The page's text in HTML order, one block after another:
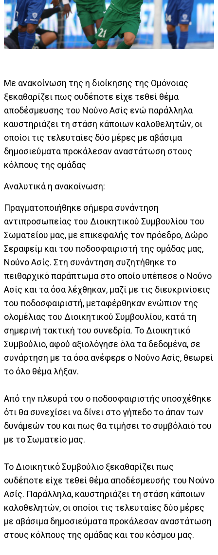
Με ανακοίνωση της η διοίκησης της Ομόνοιας
ξεκαθαρίζει πως ουδέποτε είχε τεθεί θέμα
αποδέσμευσης του Νούνο Ασίς ενώ παράλληλα
καυστηριάζει τη στάση κάποιων καλοθελητών, οι
οποίοι τις τελευταίες δύο μέρες με αβάσιμα
δημοσιεύματα προκάλεσαν αναστάτωση στους
κόλπους της ομάδας
Αναλυτικά η ανακοίνωση:
Πραγματοποιήθηκε σήμερα συνάντηση
αντιπροσωπείας του Διοικητικού Συμβουλίου του
Σωματείου μας, με επικεφαλής τον πρόεδρο, Δώρο
Σεραφείμ και του ποδοσφαιριστή της ομάδας μας,
Νούνο Ασίς. Στη συνάντηση συζητήθηκε το
πειθαρχικό παράπτωμα στο οποίο υπέπεσε ο Νούνο
Ασίς και τα όσα λέχθηκαν, μαζί με τις διευκρινίσεις
του ποδοσφαιριστή, μεταφέρθηκαν ενώπιον της
ολομέλιας του Διοικητικού Συμβουλίου, κατά τη
σημερινή τακτική του συνεδρία. Το Διοικητικό
Συμβούλιο, αφού αξιολόγησε όλα τα δεδομένα, σε
συνάρτηση με τα όσα ανέφερε ο Νούνο Ασίς, θεωρεί
το όλο θέμα λήξαν.
Από την πλευρά του ο ποδοσφαιριστής υποσχέθηκε
ότι θα συνεχίσει να δίνει στο γήπεδο το άπαν των
δυνάμεών του και πως θα τιμήσει το συμβόλαιό του
με το Σωματείο μας.
Το Διοικητικό Συμβούλιο ξεκαθαρίζει πως
ουδέποτε είχε τεθεί θέμα αποδέσμευσής του Νούνο
Ασίς. Παράλληλα, καυστηριάζει τη στάση κάποιων
καλοθελητών, οι οποίοι τις τελευταίες δύο μέρες
με αβάσιμα δημοσιεύματα προκάλεσαν αναστάτωση
στους κόλπους της ομάδας και του κόσμου μας.